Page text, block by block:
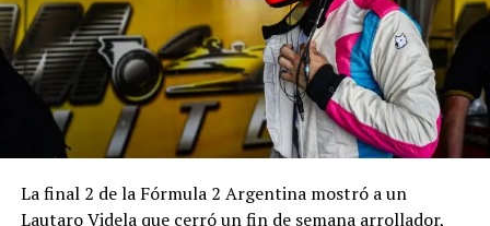
La final 2 de la Fórmula 2 Argentina mostró a un
Lautaro Videla que cerró un fin de semana arrollador,